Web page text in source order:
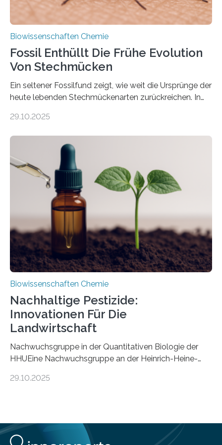
Biowissenschaften Chemie
Fossil Enthüllt Die Frühe Evolution
Von Stechmücken
Ein seltener Fossilfund zeigt, wie weit die Ursprünge der
heute lebenden Stechmückenarten zurückreichen. In
Forschende die bisher älteste bekannte Stechmücken-
Region Kachin in Myanmar und hat sich in
ausgezeichnetem Zustand erhalten. Es konnte als neue
Art einer neuen Gattung beschrieben werden und trägt
nun den Namen Cretosabethes primaevus. Dieser erste
fossile Nachweis einer Stechmückenlarve in Bernstein
stellt gleichzeitig den ersten Fossilfund einer
Mückenlarve aus dem Mesozoikum dar, denn…
29.10.2025
Biowissenschaften Chemie
Nachhaltige Pestizide:
Innovationen Für Die
Landwirtschaft
Nachwuchsgruppe in der Quantitativen Biologie der
HHUEine Nachwuchsgruppe an der Heinrich-Heine-
fünf Jahren erforschen, wie Bakterien auf
Insektenblume. Das Bundesministerium für Forschung,
Technologie und Raumfahrt (BMFTR) fördert das
29.10.2025